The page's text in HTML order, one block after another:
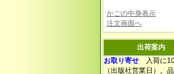
かごの中身表示
注文画面へ
出荷案内
お取り寄せ 入荷に
（出版社営業日）。